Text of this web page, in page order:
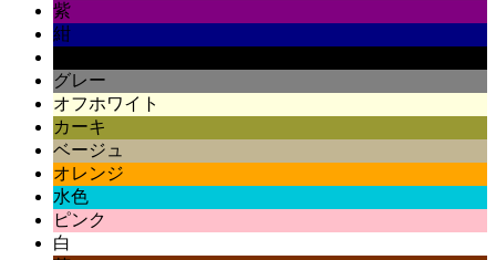
紫
紺
グレー
オフホワイト
カーキ
ベージュ
オレンジ
水色
ピンク
白